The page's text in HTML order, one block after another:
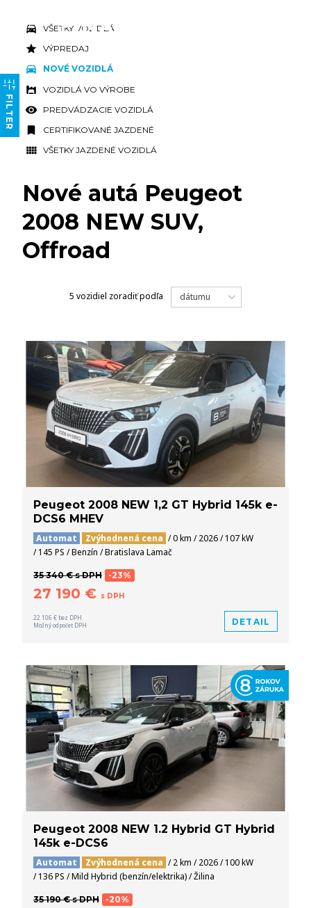
FILTER
VŠETKY VOZIDLÁ
VÝPREDAJ
NOVÉ VOZIDLÁ
VOZIDLÁ VO VÝROBE
PREDVÁDZACIE VOZIDLÁ
CERTIFIKOVANÉ JAZDENÉ
VŠETKY JAZDENÉ VOZIDLÁ
Nové autá Peugeot
2008 NEW SUV,
Offroad
5 vozidiel zoradiť podľa dátumu
Peugeot 2008 NEW 1,2 GT Hybrid 145k e-
DCS6 MHEV
Automat Zvýhodnená cena / 0 km / 2026 / 107 kW
/ 145 PS / Benzín / Bratislava Lamač
35 340 € s DPH -23%
27 190 € s DPH
22 106 € bez DPH
Možný odpočet DPH
DETAIL
Peugeot 2008 NEW 1.2 Hybrid GT Hybrid
145k e-DCS6
Automat Zvýhodnená cena / 2 km / 2026 / 100 kW
/ 136 PS / Mild Hybrid (benzín/elektrika) / Žilina
35 190 € s DPH -20%